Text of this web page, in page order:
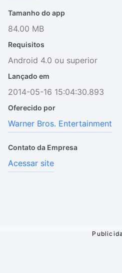
Tamanho do app
84.00 MB
Requisitos
Android 4.0 ou superior
Lançado em
2014-05-16 15:04:30.893
Oferecido por
Warner Bros. Entertainment
Contato da Empresa
Acessar site